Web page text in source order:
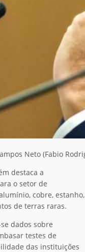
Neto (Fabio
destaca a
o setor de
cobre, estanho,
de terras raras.
dados sobre
testes de
das instituições